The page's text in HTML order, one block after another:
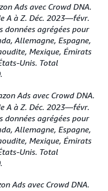
Ads avec Crowd DNA.
A à Z. Déc. 2023—févr.
données agrégées pour
Allemagne, Espagne,
Mexique, Émirats
Unis. Total
Ads avec Crowd DNA.
A à Z. Déc. 2023—févr.
données agrégées pour
Allemagne, Espagne,
Mexique, Émirats
Unis. Total
Ads avec Crowd DNA.